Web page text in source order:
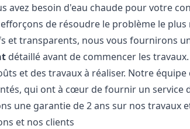
avez besoin d'eau chaude pour votre
de résoudre le problème le plus
et transparents, nous vous fournirons
détaillé avant de commencer les
et des travaux à réaliser. Notre
qui ont à cœur de fournir un service
une garantie de 2 ans sur nos travaux
et nos clients